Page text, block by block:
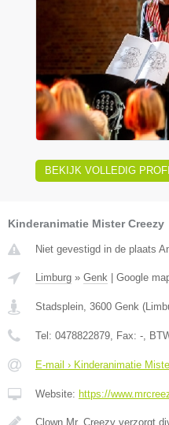
BEKIJK VOLLEDIG
Kinderanimatie Mister Creezy
Niet gevestigd in de plaats
Limburg » Genk Google
Stadsplein, 3600 Genk (
Tel: 0478822879, Fax: -,
E-mail › Kinderanimatie
Website: https://
Clown Mr. Creezy verzorgt